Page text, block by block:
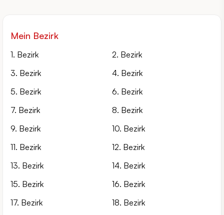
Mein Bezirk
1. Bezirk
2. Bezirk
3. Bezirk
4. Bezirk
5. Bezirk
6. Bezirk
7. Bezirk
8. Bezirk
9. Bezirk
10. Bezirk
11. Bezirk
12. Bezirk
13. Bezirk
14. Bezirk
15. Bezirk
16. Bezirk
17. Bezirk
18. Bezirk